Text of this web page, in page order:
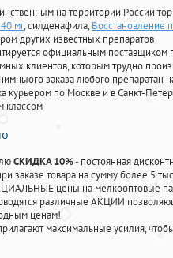
на территории России
мг, силденафила, Восстановление
других известных препаратов
официальным
клиентов, которым трудно
заказа любого препаратан
курьером по Москве и в Санкт-
классом
СКИДКА 10%- постоянная
заказе товара на сумму более 5
цены на мелкооптовые
различные АКЦИИ
ценам!
максимальные усилия,